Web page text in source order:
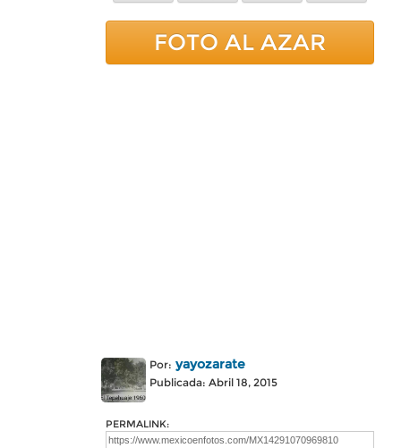
FOTO AL AZAR
Por: yayozarate
Publicada: Abril 18, 2015
PERMALINK: